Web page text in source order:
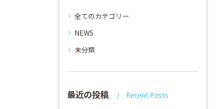
全てのカテゴリー
NEWS
未分類
最近の投稿 Recent Posts